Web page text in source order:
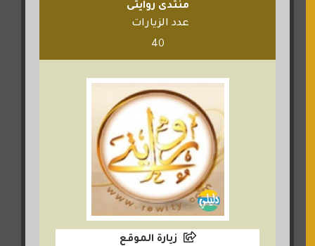
منتدى روايتى
عدد الزيارات
40
زيارة الموقع